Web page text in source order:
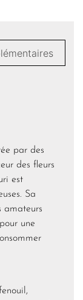
par des
des fleurs
est
Sa
amateurs
une